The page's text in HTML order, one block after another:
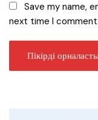
Save my name,
next time I comment.